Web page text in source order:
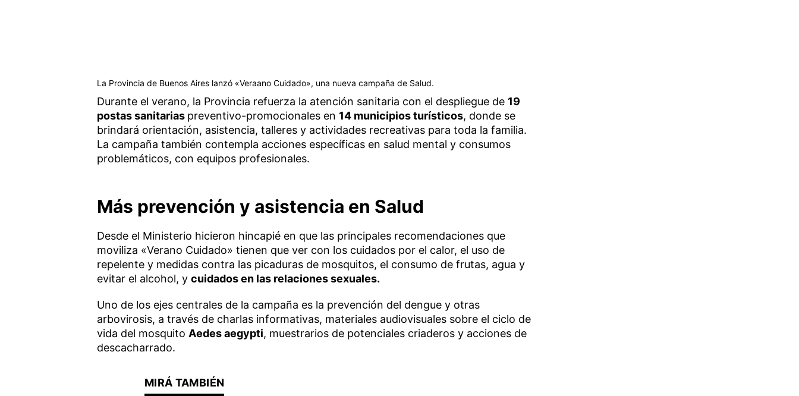
La Provincia de Buenos Aires lanzó «Veraano Cuidado», una nueva campaña de Salud.
Durante el verano, la Provincia refuerza la atención sanitaria con el despliegue de 19
postas sanitarias preventivo-promocionales en 14 municipios turísticos, donde se
brindará orientación, asistencia, talleres y actividades recreativas para toda la familia.
La campaña también contempla acciones específicas en salud mental y consumos
problemáticos, con equipos profesionales.
Más prevención y asistencia en Salud
Desde el Ministerio hicieron hincapié en que las principales recomendaciones que
moviliza «Verano Cuidado» tienen que ver con los cuidados por el calor, el uso de
repelente y medidas contra las picaduras de mosquitos, el consumo de frutas, agua y
evitar el alcohol, y cuidados en las relaciones sexuales.
Uno de los ejes centrales de la campaña es la prevención del dengue y otras
arbovirosis, a través de charlas informativas, materiales audiovisuales sobre el ciclo de
vida del mosquito Aedes aegypti, muestrarios de potenciales criaderos y acciones de
descacharrado.